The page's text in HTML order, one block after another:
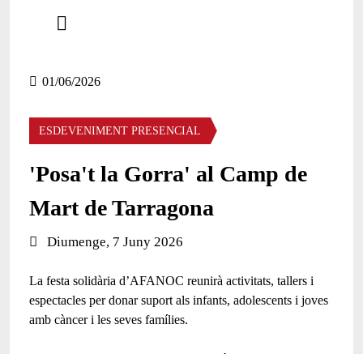
01/06/2026
ESDEVENIMENT PRESENCIAL
'Posa't la Gorra' al Camp de
Mart de Tarragona
Data de l'esdeveniment:
Diumenge, 7 Juny 2026
La festa solidària d’AFANOC reunirà activitats, tallers i
espectacles per donar suport als infants, adolescents i joves
amb càncer i les seves famílies.